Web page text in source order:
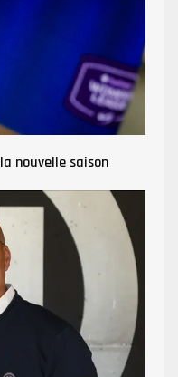
nouvelle saison